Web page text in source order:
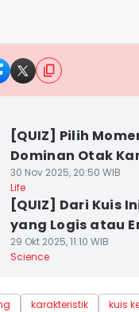
[QUIZ] Pilih
Dominan Otak
30 Nov 2025, 20:50 WIB
Life
[QUIZ] Dari Kuis
yang Logis atau
29 Okt 2025, 11:10 WIB
Science
karakteristik kuis